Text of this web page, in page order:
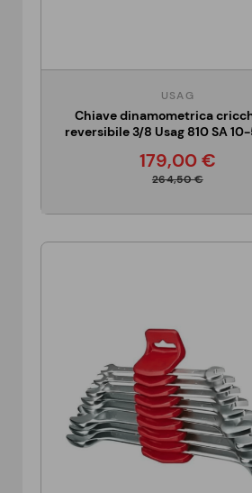
USAG
Chiave dinamometrica
reversibile 3/8 Usag 810 SA
179,00 €
264,50 €